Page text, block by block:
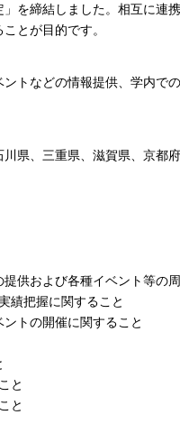
を締結しました。相互に連
とが目的です。
トなどの情報提供、学内で
県、三重県、滋賀県、京都
供および各種イベント等の
績把握に関すること
トの開催に関すること
と
と